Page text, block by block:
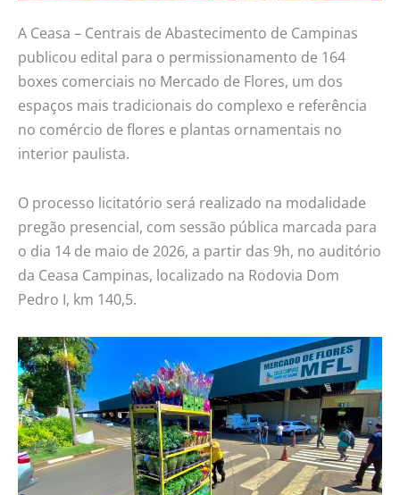
A Ceasa – Centrais de Abastecimento de Campinas
publicou edital para o permissionamento de 164
boxes comerciais no Mercado de Flores, um dos
espaços mais tradicionais do complexo e referência
no comércio de flores e plantas ornamentais no
interior paulista.
O processo licitatório será realizado na modalidade
pregão presencial, com sessão pública marcada para
o dia 14 de maio de 2026, a partir das 9h, no auditório
da Ceasa Campinas, localizado na Rodovia Dom
Pedro I, km 140,5.